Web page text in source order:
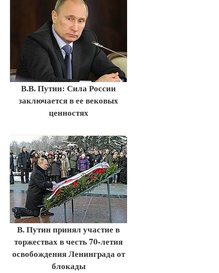
В.В. Путин: Сила России
заключается в ее вековых
ценностях
В. Путин принял участие в
торжествах в честь 70-летия
освобождения Ленинграда от
блокады